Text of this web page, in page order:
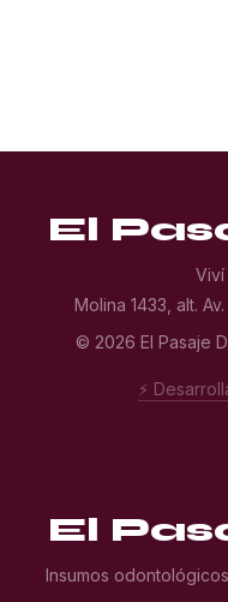
El
Molina 1433, alt.
© 2026 El Pasaje
⚡
El
Insumos